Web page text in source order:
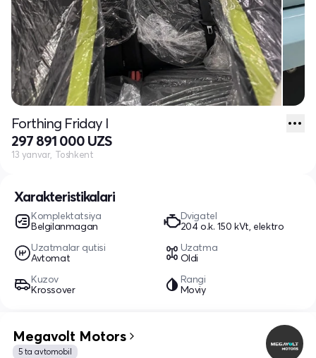
Xarakteristikalari
Komplektatsiya
Belgilanmagan
Dvigatel
204 o.k. 150 kVt, elektro
Uzatmalar qutisi
Avtomat
Uzatma
Oldi
Kuzov
Krossover
Rangi
Moviy
Forthing Friday I
297 891 000 UZS
13 yanvar, Toshkent
Megavolt Motors
5 ta avtomobil